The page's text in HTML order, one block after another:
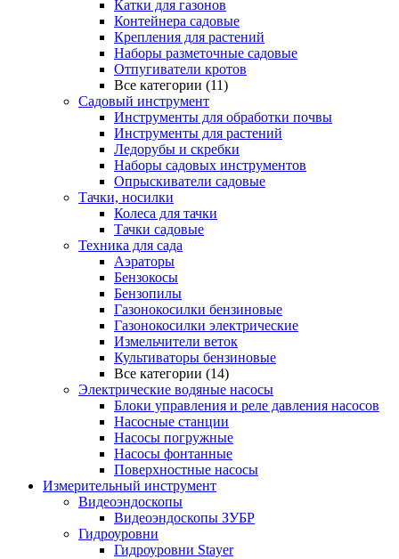
Катки для газонов
Контейнера садовые
Крепления для растений
Наборы разметочные садовые
Отпугиватели кротов
Все категории (11)
Садовый инструмент
Инструменты для обработки почвы
Инструменты для растений
Ледорубы и скребки
Наборы садовых инструментов
Опрыскиватели садовые
Тачки, носилки
Колеса для тачки
Тачки садовые
Техника для сада
Аэраторы
Бензокосы
Бензопилы
Газонокосилки бензиновые
Газонокосилки электрические
Измельчители веток
Культиваторы бензиновые
Все категории (14)
Электрические водяные насосы
Блоки управления и реле давления насосов
Насосные станции
Насосы погружные
Насосы фонтанные
Поверхностные насосы
Измерительный инструмент
Видеоэндоскопы
Видеоэндоскопы ЗУБР
Гидроуровни
Гидроуровни Stayer